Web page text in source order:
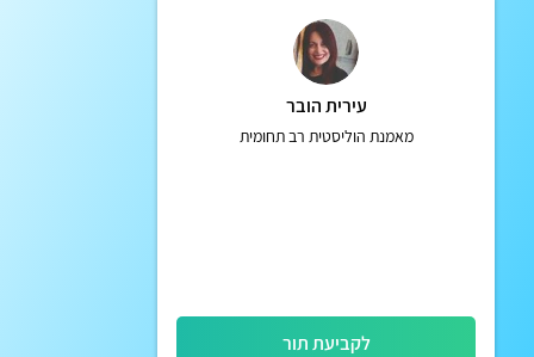
עירית הובר
מאמנת הוליסטית רב תחומית
לקביעת תור